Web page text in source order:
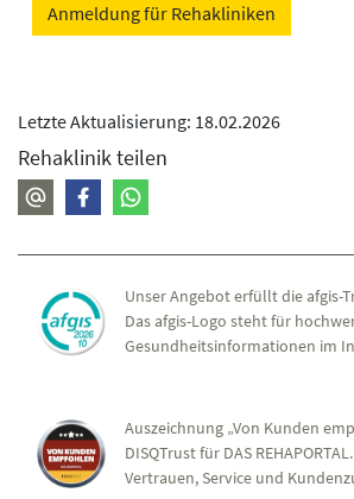
Anmeldung für Rehakliniken
Letzte Aktualisierung: 18.02.2026
Rehaklinik teilen
Unser Angebot erfüllt die afgis-
Das afgis-Logo steht für
Gesundheitsinformationen im
Auszeichnung „Von Kunden
DISQTrust für DAS
Vertrauen, Service und